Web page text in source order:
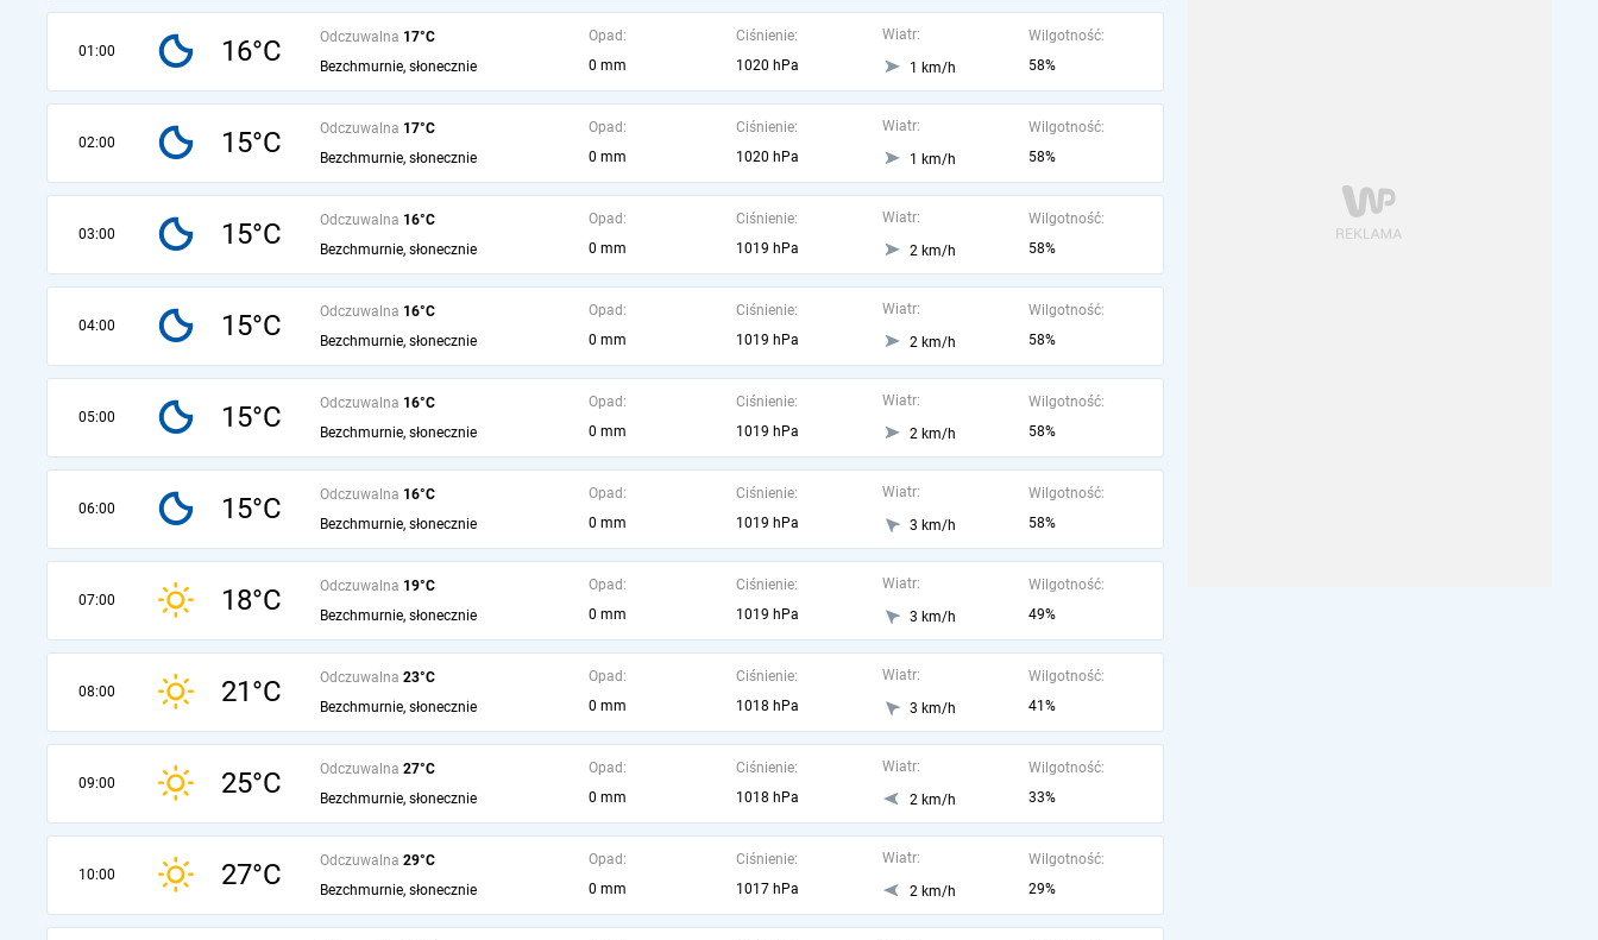
01:00 16°C Odczuwalna 17°C
Bezchmurnie, słonecznie
Opad:
0 mm
Ciśnienie:
1020 hPa
Wiatr:
1 km/h
Wilgotność:
58%
02:00 15°C Odczuwalna 17°C
Bezchmurnie, słonecznie
Opad:
0 mm
Ciśnienie:
1020 hPa
Wiatr:
1 km/h
Wilgotność:
58%
03:00 15°C Odczuwalna 16°C
Bezchmurnie, słonecznie
Opad:
0 mm
Ciśnienie:
1019 hPa
Wiatr:
2 km/h
Wilgotność:
58%
04:00 15°C Odczuwalna 16°C
Bezchmurnie, słonecznie
Opad:
0 mm
Ciśnienie:
1019 hPa
Wiatr:
2 km/h
Wilgotność:
58%
05:00 15°C Odczuwalna 16°C
Bezchmurnie, słonecznie
Opad:
0 mm
Ciśnienie:
1019 hPa
Wiatr:
2 km/h
Wilgotność:
58%
06:00 15°C Odczuwalna 16°C
Bezchmurnie, słonecznie
Opad:
0 mm
Ciśnienie:
1019 hPa
Wiatr:
3 km/h
Wilgotność:
58%
07:00 18°C Odczuwalna 19°C
Bezchmurnie, słonecznie
Opad:
0 mm
Ciśnienie:
1019 hPa
Wiatr:
3 km/h
Wilgotność:
49%
08:00 21°C Odczuwalna 23°C
Bezchmurnie, słonecznie
Opad:
0 mm
Ciśnienie:
1018 hPa
Wiatr:
3 km/h
Wilgotność:
41%
09:00 25°C Odczuwalna 27°C
Bezchmurnie, słonecznie
Opad:
0 mm
Ciśnienie:
1018 hPa
Wiatr:
2 km/h
Wilgotność:
33%
10:00 27°C Odczuwalna 29°C
Bezchmurnie, słonecznie
Opad:
0 mm
Ciśnienie:
1017 hPa
Wiatr:
2 km/h
Wilgotność:
29%